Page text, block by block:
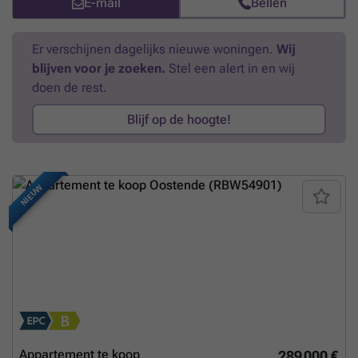
ook aparte berging en fietsenberging aanwezig. Op technisch vlak: -
Dak renovatie gebeurd - Liften werden recent up to date gezet. KI:
rechterlijke herstelmaatregelen of bestuursmaatregelen opgelegd,
voorkooprecht, geen verkavelingsvergunning. Watertoets: P-score: B,
G-score:BMeer weten?
Er verschijnen dagelijks nieuwe woningen. Wij
blijven voor je zoeken. Stel een alert in en wij
doen de rest.
Blijf op de hoogte!
NIEUW
Appartement te koop